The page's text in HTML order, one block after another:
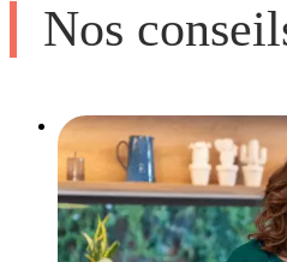
Nos